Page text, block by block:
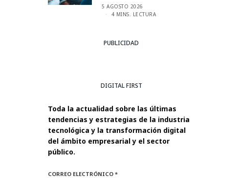
5 AGOSTO 2026
4 MINS. LECTURA
PUBLICIDAD
DIGITAL FIRST
Toda la actualidad sobre las últimas
tendencias y estrategias de la industria
tecnológica y la transformación digital
del ámbito empresarial y el sector
público.
CORREO ELECTRÓNICO *